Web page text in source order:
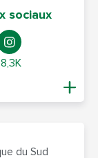
sociaux
du Sud